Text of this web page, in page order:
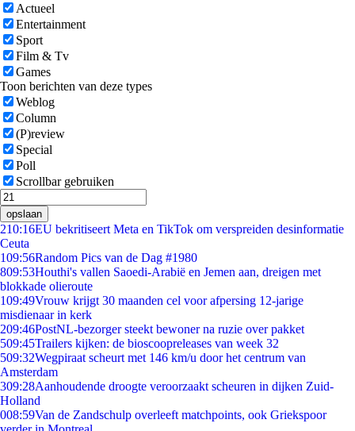
Actueel
Entertainment
Sport
Film & Tv
Games
Toon berichten van deze types
Weblog
Column
(P)review
Special
Poll
Scrollbar gebruiken
opslaan
210:16EU bekritiseert Meta en TikTok om verspreiden desinformatie
Ceuta
109:56Random Pics van de Dag #1980
809:53Houthi's vallen Saoedi-Arabië en Jemen aan, dreigen met
blokkade olieroute
109:49Vrouw krijgt 30 maanden cel voor afpersing 12-jarige
misdienaar in kerk
209:46PostNL-bezorger steekt bewoner na ruzie over pakket
509:45Trailers kijken: de bioscoopreleases van week 32
509:32Wegpiraat scheurt met 146 km/u door het centrum van
Amsterdam
309:28Aanhoudende droogte veroorzaakt scheuren in dijken Zuid-
Holland
008:59Van de Zandschulp overleeft matchpoints, ook Griekspoor